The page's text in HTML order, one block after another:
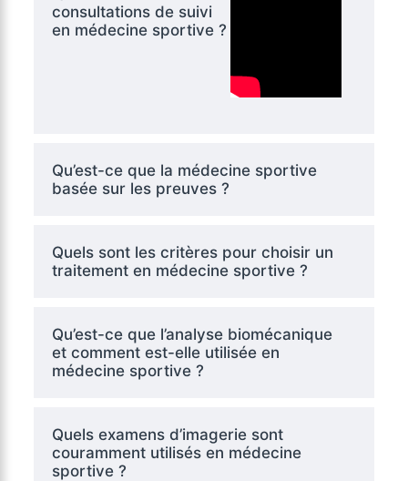
consultations de suivi
en médecine sportive ?
Qu’est-ce que la médecine sportive
basée sur les preuves ?
Quels sont les critères pour choisir un
traitement en médecine sportive ?
Qu’est-ce que l’analyse biomécanique
et comment est-elle utilisée en
médecine sportive ?
Quels examens d’imagerie sont
couramment utilisés en médecine
sportive ?